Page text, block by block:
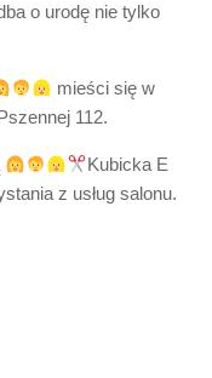
o urodę nie tylko
mieści się w
112.
Kubicka E
z usług salonu.